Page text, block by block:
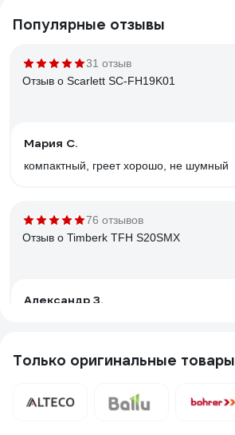
Популярные отзывы
31 отзыв
Отзыв о Scarlett SC-FH19K01
Мария С.
компактный, греет хорошо, не шумный
76 отзывов
Отзыв о Timberk TFH S20SMX
Александр З.
Отзыв о Timberk TFH W200.AD
Только оригинальные товары